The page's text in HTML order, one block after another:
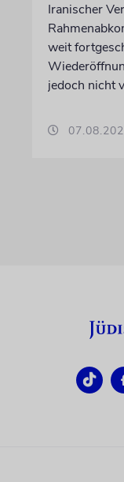
Iranischer
weit
jedoch nicht